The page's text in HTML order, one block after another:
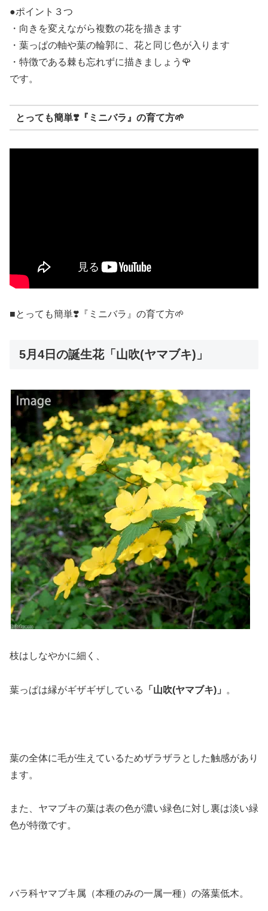
●ポイント３つ
・向きを変えながら複数の花を描きます
・葉っぱの軸や葉の輪郭に、花と同じ色が入ります
・特徴である棘も忘れずに描きましょう🌹
です。
とっても簡単❣️『ミニバラ』の育て方🌱
■とっても簡単❣️『ミニバラ』の育て方🌱
5月4日の誕生花「山吹(ヤマブキ)」
枝はしなやかに細く、
葉っぱは縁がギザギザしている 「山吹(ヤマブキ)」 。
葉の全体に毛が生えているためザラザラとした触感があり
ます。
また、ヤマブキの葉は表の色が濃い緑色に対し裏は淡い緑
色が特徴です。
バラ科ヤマブキ属（本種のみの一属一種）の落葉低木。